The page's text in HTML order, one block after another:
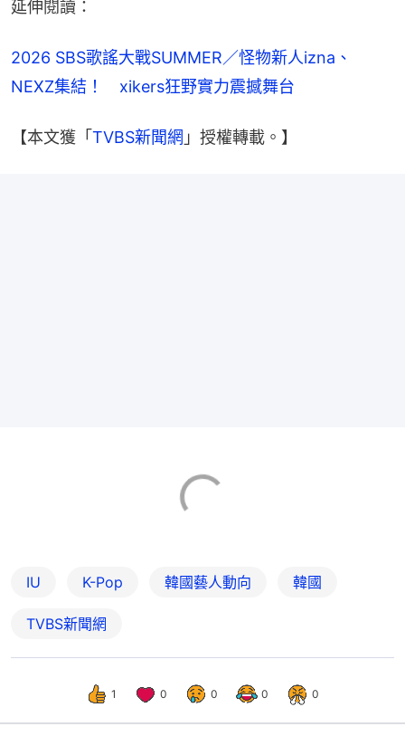
延伸閱讀：
2026 SBS歌謠大戰SUMMER／怪物新人izna、
NEXZ集結！　xikers狂野實力震撼舞台
【本文獲「 TVBS新聞網 」授權轉載。】
IU K-Pop 韓國藝人動向 韓國
TVBS新聞網
1 0 0 0 0